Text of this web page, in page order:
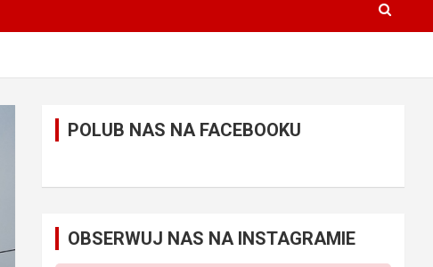
POLUB NAS NA FACEBOOKU
OBSERWUJ NAS NA INSTAGRAMIE